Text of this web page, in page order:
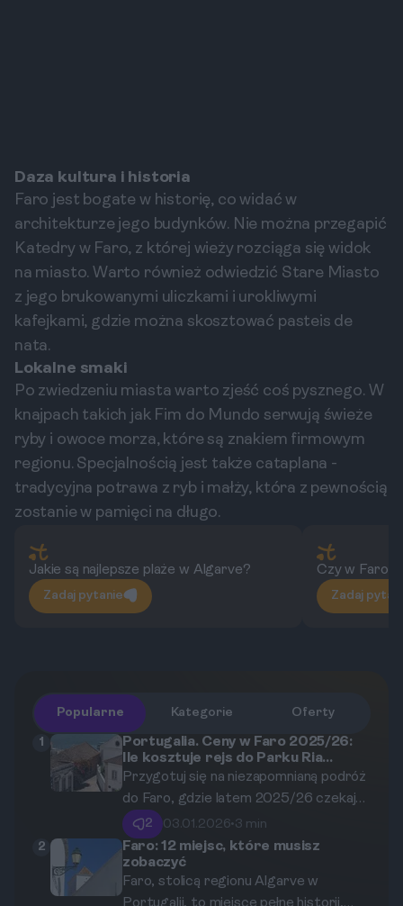
Daza kultura i historia
Faro jest bogate w historię, co widać w
architekturze jego budynków. Nie można przegapić
Katedry w Faro, z której wieży rozciąga się widok
na miasto. Warto również odwiedzić Stare Miasto
z jego brukowanymi uliczkami i urokliwymi
kafejkami, gdzie można skosztować pasteis de
nata.
Lokalne smaki
Po zwiedzeniu miasta warto zjeść coś pysznego. W
knajpach takich jak Fim do Mundo serwują świeże
ryby i owoce morza, które są znakiem firmowym
regionu. Specjalnością jest także cataplana -
tradycyjna potrawa z ryb i małży, która z pewnością
zostanie w pamięci na długo.
Jakie są najlepsze plaże w Algarve?
Zadaj pytanie
Czy w Faro
Zadaj
Popularne Kategorie Oferty
1
Portugalia. Ceny w Faro 2025/26:
Ile kosztuje rejs do Parku Ria
Formosa, obiad i transport?
Przygotuj się na niezapomnianą podróż
do Faro, gdzie latem 2025/26 czekają
na Ciebie wyjątkowe przygody i
niepowtarzalne doznania kulinarno-
wizualne. W tym artykule odkryjesz
ceny rejsów do malowniczego Parku
2 03.01.2026•3 min
2
Faro: 12 miejsc, które musisz
zobaczyć
Faro, stolicą regionu Algarve w